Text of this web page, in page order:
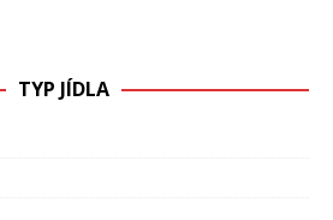
TYP JÍDLA